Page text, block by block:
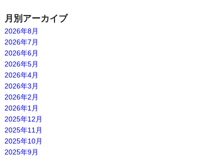
月別アーカイブ
2026年8月
2026年7月
2026年6月
2026年5月
2026年4月
2026年3月
2026年2月
2026年1月
2025年12月
2025年11月
2025年10月
2025年9月